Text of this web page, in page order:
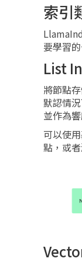
索引
要學習
List
將節點
默認情
並作為
可以使
點，或